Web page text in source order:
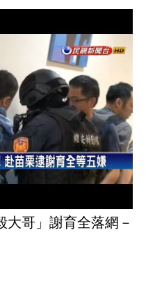
大哥」謝育全落網－